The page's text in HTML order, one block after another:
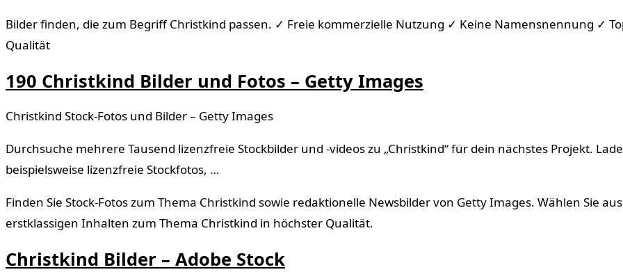
Bilder finden, die zum Begriff Christkind passen. ✓ Freie kommerzielle Nutzung ✓ Keine Namensnennung ✓
Qualität
190 Christkind Bilder und Fotos – Getty Images
Christkind Stock-Fotos und Bilder – Getty Images
Durchsuche mehrere Tausend lizenzfreie Stockbilder und -videos zu „Christkind“ für dein nächstes Projekt. Lade
beispielsweise lizenzfreie Stockfotos, …
Finden Sie Stock-Fotos zum Thema Christkind sowie redaktionelle Newsbilder von Getty Images. Wählen Sie aus
erstklassigen Inhalten zum Thema Christkind in höchster Qualität.
Christkind Bilder – Adobe Stock